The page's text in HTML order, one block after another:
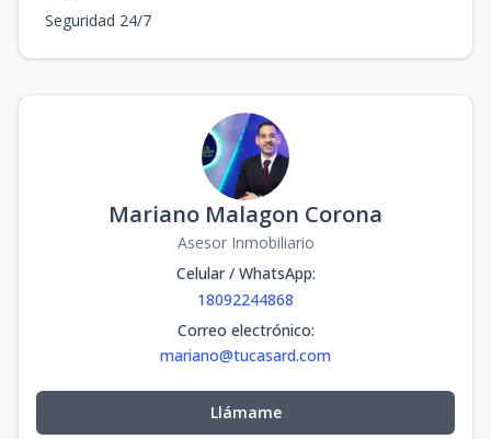
Seguridad 24/7
Mariano Malagon Corona
Asesor Inmobiliario
Celular / WhatsApp:
18092244868
Correo electrónico:
mariano@tucasard.com
Llámame